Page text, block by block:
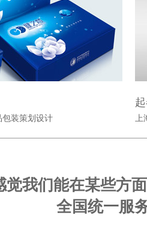
装策划设计
觉我们能在某些方
全国统一服